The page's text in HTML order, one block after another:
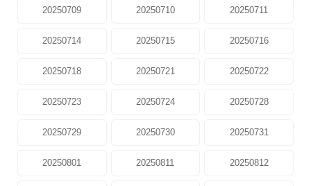
20250709 20250710 20250711
20250714 20250715 20250716
20250718 20250721 20250722
20250723 20250724 20250728
20250729 20250730 20250731
20250801 20250811 20250812